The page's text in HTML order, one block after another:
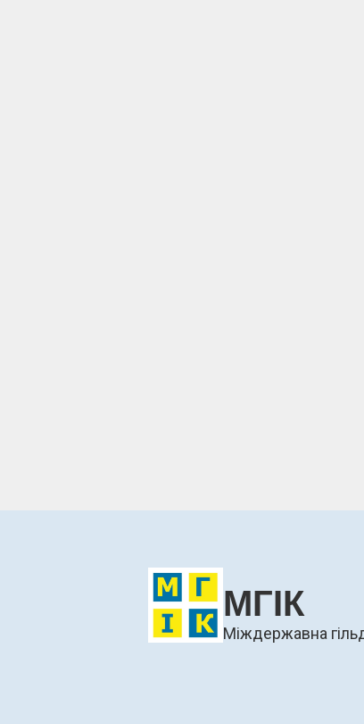
МГІК
Міждержавна